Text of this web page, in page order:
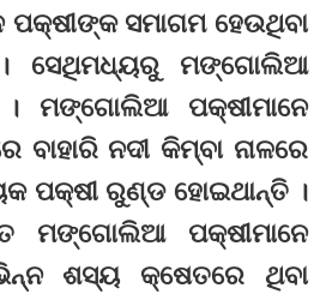
ପକ୍ଷୀଙ୍କ ସମାଗମ ହେଉଥିବା
ସେଥିମଧ୍ୟରୁ ମଙ୍ଗୋଲିଆ
ମଙ୍ଗୋଲିଆ ପକ୍ଷୀମାନେ
ବାହାରି ନଦୀ କିମ୍ବା ନାଳରେ
ପକ୍ଷୀ ରୁଣ୍ଡ ହୋଇଥାନ୍ତି ।
ମଙ୍ଗୋଲିଆ ପକ୍ଷୀମାନେ
ଶସ୍ୟ କ୍ଷେତରେ ଥିବା